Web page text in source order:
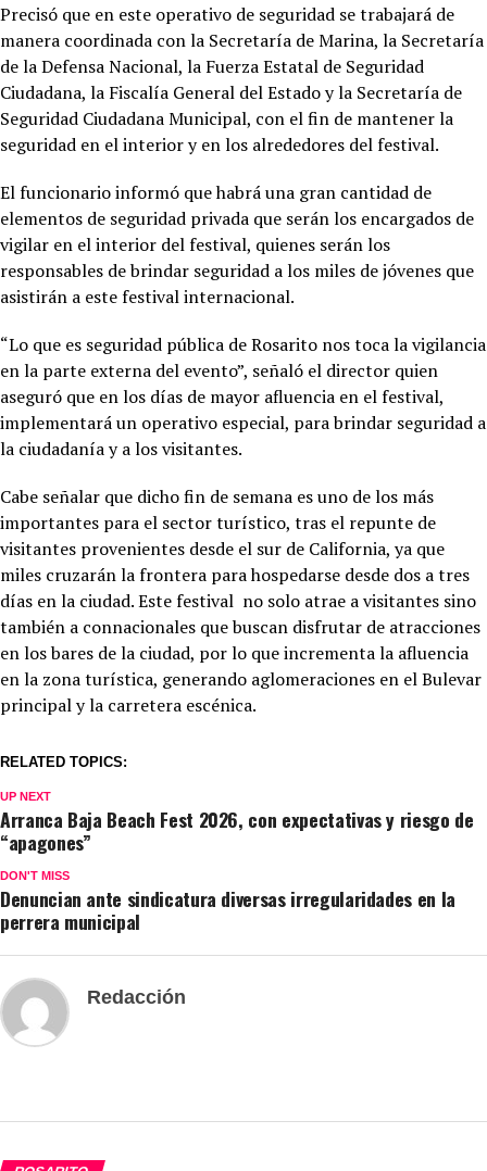
Precisó que en este operativo de seguridad se trabajará de
manera coordinada con la Secretaría de Marina, la Secretaría
de la Defensa Nacional, la Fuerza Estatal de Seguridad
Ciudadana, la Fiscalía General del Estado y la Secretaría de
Seguridad Ciudadana Municipal, con el fin de mantener la
seguridad en el interior y en los alrededores del festival.
El funcionario informó que habrá una gran cantidad de
elementos de seguridad privada que serán los encargados de
vigilar en el interior del festival, quienes serán los
responsables de brindar seguridad a los miles de jóvenes que
asistirán a este festival internacional.
“Lo que es seguridad pública de Rosarito nos toca la vigilancia
en la parte externa del evento”, señaló el director quien
aseguró que en los días de mayor afluencia en el festival,
implementará un operativo especial, para brindar seguridad a
la ciudadanía y a los visitantes.
Cabe señalar que dicho fin de semana es uno de los más
importantes para el sector turístico, tras el repunte de
visitantes provenientes desde el sur de California, ya que
miles cruzarán la frontera para hospedarse desde dos a tres
días en la ciudad. Este festival no solo atrae a visitantes sino
también a connacionales que buscan disfrutar de atracciones
en los bares de la ciudad, por lo que incrementa la afluencia
en la zona turística, generando aglomeraciones en el Bulevar
principal y la carretera escénica.
RELATED TOPICS:
UP NEXT
Arranca Baja Beach Fest 2026, con expectativas y riesgo de
“apagones”
DON'T MISS
Denuncian ante sindicatura diversas irregularidades en la
perrera municipal
Redacción